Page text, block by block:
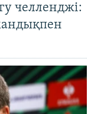
челленджі: